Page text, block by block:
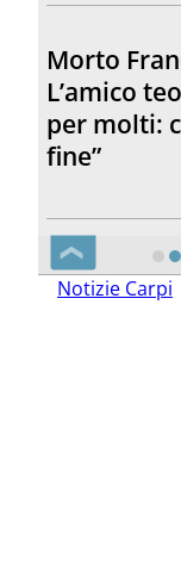
Morto
L’amico
per molti:
fine”
❮
Notizie Carpi